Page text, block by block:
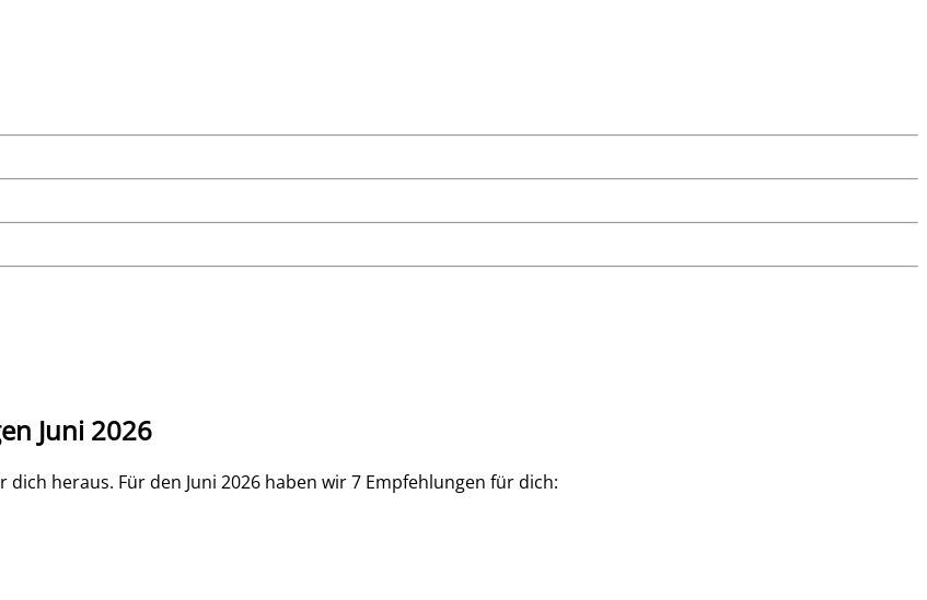
Juni 2026
dich heraus. Für den Juni 2026 haben wir7 Empfehlungen für dich: